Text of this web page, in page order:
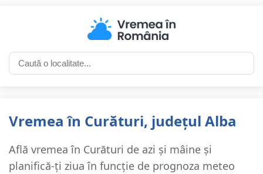
Vremea în Curături, județul Alba
Află vremea în Curături de azi și mâine și
planifică-ți ziua în funcție de prognoza meteo